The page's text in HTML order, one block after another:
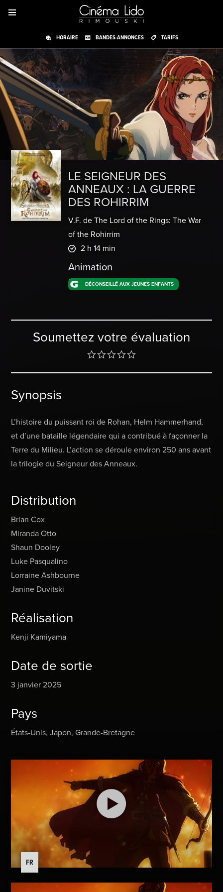
HORAIRE BANDES-ANNONCES TARIFS
LE SEIGNEUR DES
ANNEAUX : LA GUERRE
DES ROHIRRIM
V.F. de The Lord of the Rings: The War
of the Rohirrim
2 h 14 min
Animation
DÉCONSEILLÉ AUX JEUNES ENFANTS
Soumettez votre évaluation
Synopsis
L’histoire du puissant roi de Rohan, Helm Hammerhand,
et d’une bataille légendaire qui a contribué à façonner la
Terre du Milieu. L’action se déroule environ 250 ans avant
la trilogie du Seigneur des Anneaux.
Distribution
Brian Cox
Miranda Otto
Shaun Dooley
Luke Pasqualino
Lorraine Ashbourne
Janine Duvitski
Réalisation
Kenji Kamiyama
Date de sortie
3 janvier 2025
Pays
États-Unis, Japon, Grande-Bretagne
FR